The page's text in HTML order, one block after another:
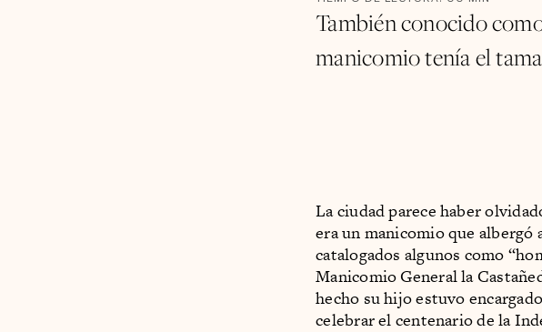
También conocido
manicomio tenía el
La ciudad parece haber
era un manicomio que
catalogados algunos como
Manicomio General la
hecho su hijo estuvo
celebrar el centenario de la